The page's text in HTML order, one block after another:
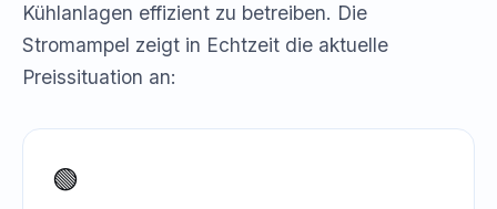
Kühlanlagen effizient zu betreiben. Die
Stromampel zeigt in Echtzeit die aktuelle
Preissituation an:
🟢